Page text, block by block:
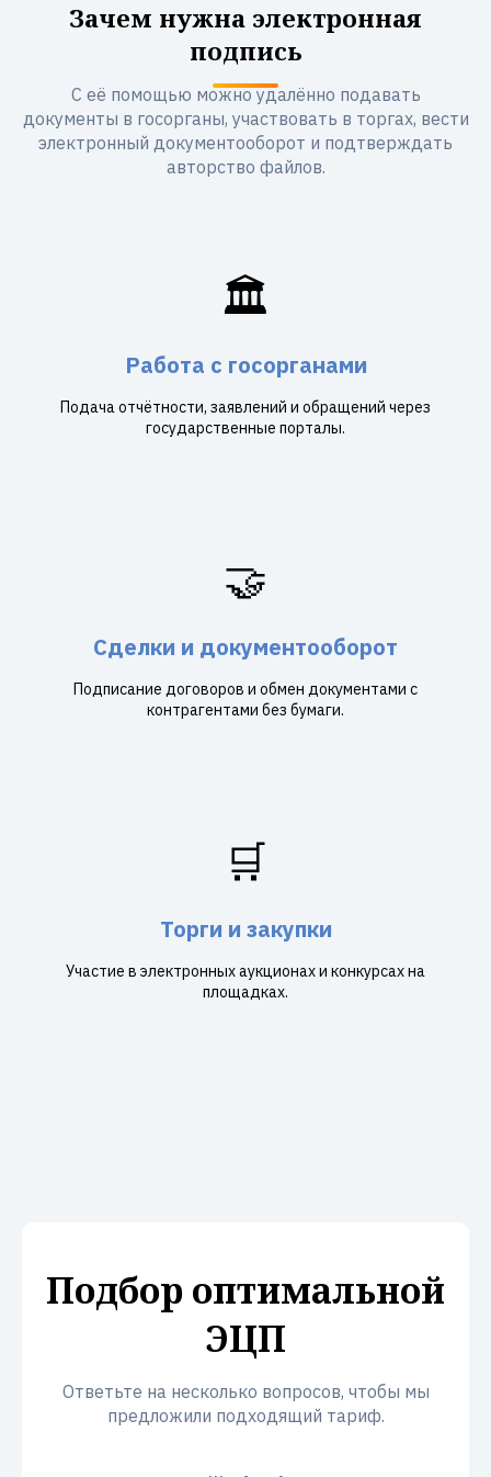
Зачем нужна электронная
подпись
С её помощью можно удалённо подавать
документы в госорганы, участвовать в торгах, вести
электронный документооборот и подтверждать
авторство файлов.
🏛️
Работа с госорганами
Подача отчётности, заявлений и обращений через
государственные порталы.
🤝
Сделки и документооборот
Подписание договоров и обмен документами с
контрагентами без бумаги.
🛒
Торги и закупки
Участие в электронных аукционах и конкурсах на
площадках.
Подбор оптимальной
ЭЦП
Ответьте на несколько вопросов, чтобы мы
предложили подходящий тариф.